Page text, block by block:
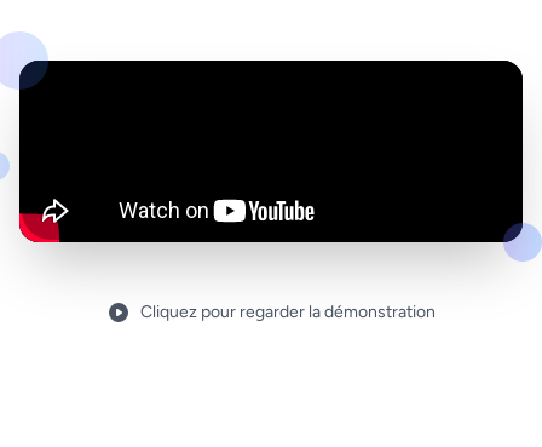
Cliquez pour regarder la démonstration